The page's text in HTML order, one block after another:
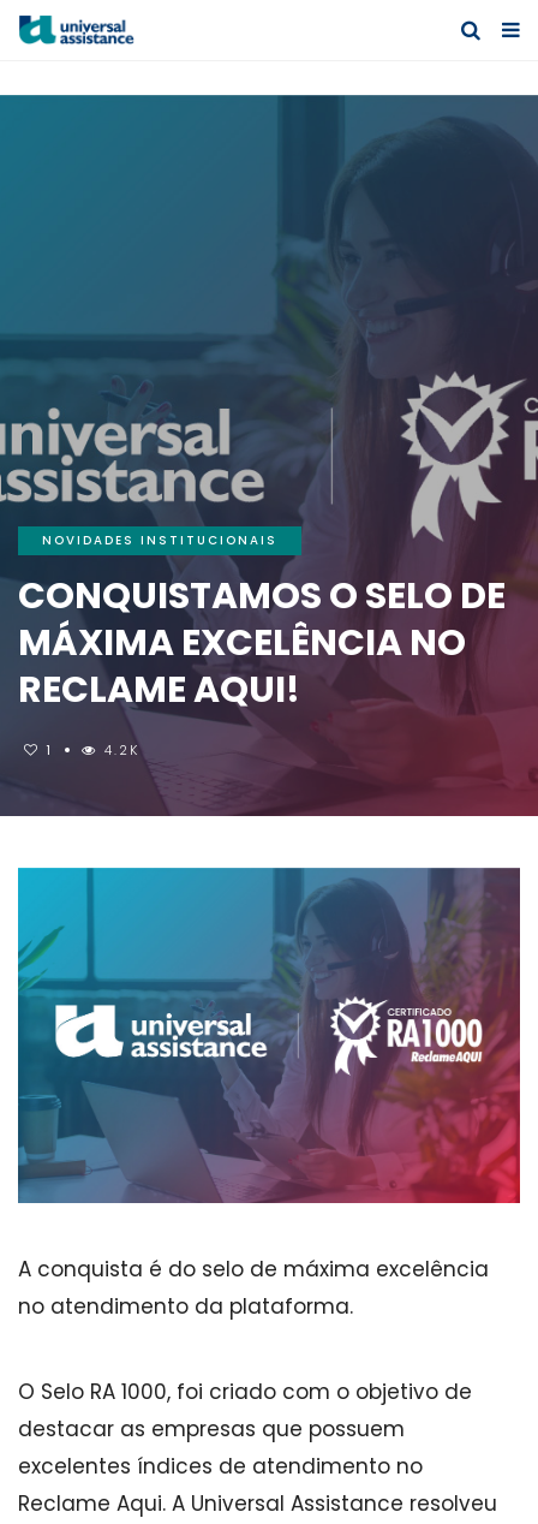
ENTRO AL INDEX
NOVIDADES INSTITUCIONAIS
CONQUISTAMOS O SELO DE
MÁXIMA EXCELÊNCIA NO
RECLAME AQUI!
1 4.2K
A conquista é do selo de máxima excelência
no atendimento da plataforma.
O Selo RA 1000, foi criado com o objetivo de
destacar as empresas que possuem
excelentes índices de atendimento no
Reclame Aqui. A Universal Assistance resolveu